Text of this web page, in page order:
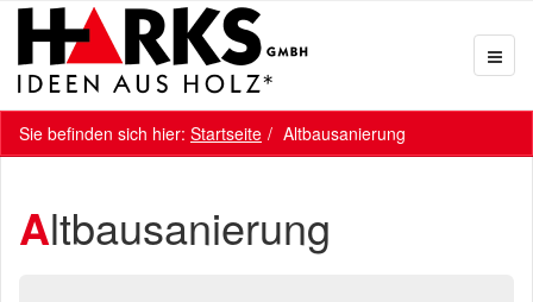
Sie befinden sich hier: Startseite Altbausanierung
Altbausanierung